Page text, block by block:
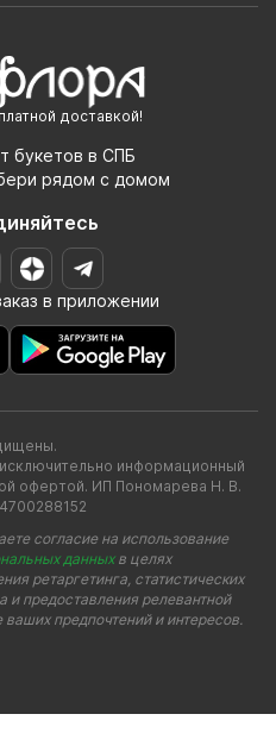
доставкой!
букетов в СПБ
рядом с домом
в приложении
информационный
офертой. ИП Пономарева Н. В.
согласие на использование
данныхв целях
ретаргетинга, статистических
и предоставления релевантной
предпочтений и интересов.